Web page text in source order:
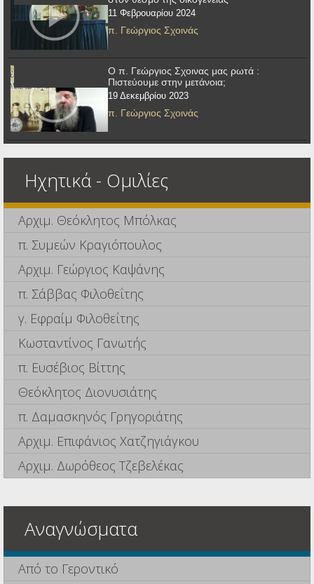
11 Φεβρουαρίου 2024
π. Γεώργιος Σχοινάς
Ο π. Γεώργιος Σχοινας μας ρωτά :
Πιστεύουμε στην μετάνοια;
19 Δεκεμβρίου 2023
π. Γεώργιος Σχοινάς
Ηχητικά - Ομιλίες
Αρχιμ. Θεόκλητος Μπόλκας
π. Συμεών Κραγιόπουλος
Αρχιμ. Γεώργιος Καψάνης
π. Σάββας Φιλοθεΐτης
γ. Εφραίμ Φιλοθεΐτης
Κωσταντίνος Γανωτής
π. Ευσέβιος Βίττης
Θεόκλητος Διονυσιάτης
π. Δαμασκηνός Γρηγοριάτης
Αρχιμ. Επιφάνιος Χατζηγιάγκου
Αρχιμ. Δωρόθεος Τζεβελέκας
Αναγνώσματα
Από το Γεροντικό